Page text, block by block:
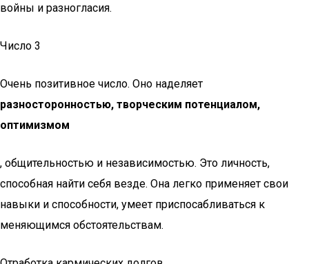
войны и разногласия.
Число 3
Очень позитивное число. Оно наделяет
разносторонностью, творческим потенциалом,
оптимизмом
, общительностью и независимостью. Это личность,
способная найти себя везде. Она легко применяет свои
навыки и способности, умеет приспосабливаться к
меняющимся обстоятельствам.